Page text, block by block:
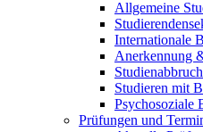
Allgemeine
Internationale
Anerkennung
Studieren mit
Psychosoziale
Prüfungen und